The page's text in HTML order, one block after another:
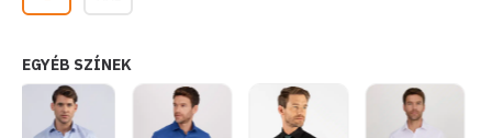
EGYÉB SZÍNEK